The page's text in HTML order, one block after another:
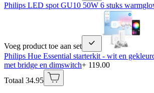
Philips LED spot GU10 50W 6 stuks
Voeg product toe aan set
Philips Hue Essential starterkit - wit en
met bridge en dimswitch+ 119.00
Totaal 34.95